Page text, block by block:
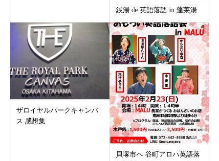
銭湯 de 英語落語 in 蓬莱湯
ザロイヤルパークキャンバ
ス 感想集
貝塚市へ 谷町アロハ英語落